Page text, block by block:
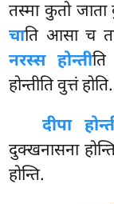
तस्मा कुतो जाता
चाति आसा च
नरस्स होन्ती
होन्तीति वुत्तं
दीपा
दुक्खनासना
होन्ति.